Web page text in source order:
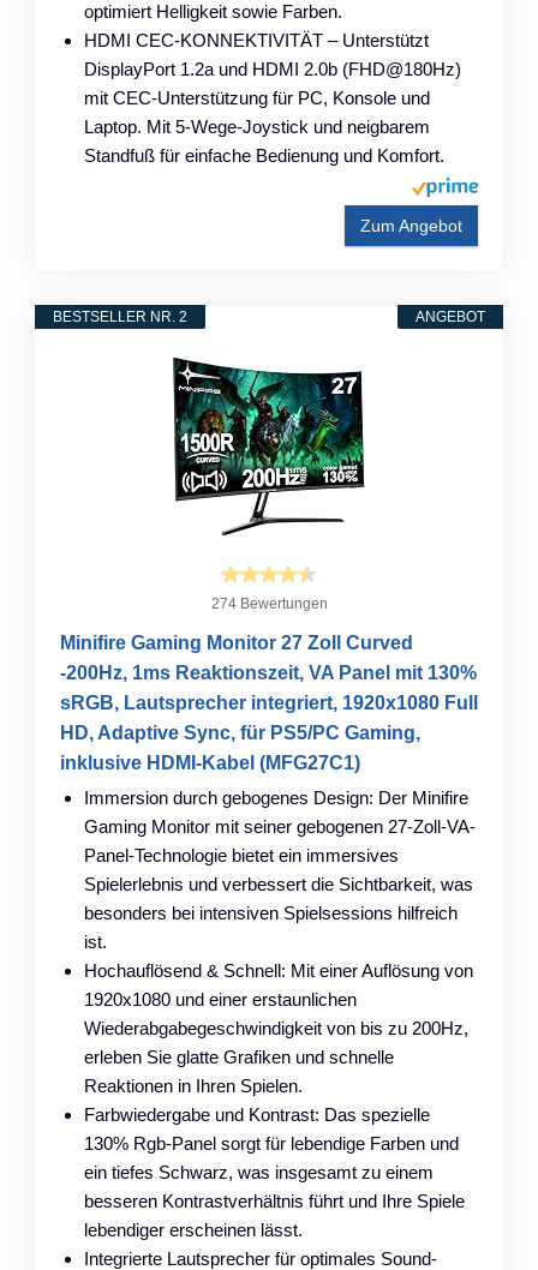
optimiert Helligkeit sowie Farben.
HDMI CEC-KONNEKTIVITÄT – Unterstützt
DisplayPort 1.2a und HDMI 2.0b (FHD@180Hz)
mit CEC-Unterstützung für PC, Konsole und
Laptop. Mit 5-Wege-Joystick und neigbarem
Standfuß für einfache Bedienung und Komfort.
Zum Angebot
ANGEBOT
BESTSELLER NR. 2
274 Bewertungen
Minifire Gaming Monitor 27 Zoll Curved
-200Hz, 1ms Reaktionszeit, VA Panel mit 130%
sRGB, Lautsprecher integriert, 1920x1080 Full
HD, Adaptive Sync, für PS5/PC Gaming,
inklusive HDMI-Kabel (MFG27C1)
Immersion durch gebogenes Design: Der Minifire
Gaming Monitor mit seiner gebogenen 27-Zoll-VA-
Panel-Technologie bietet ein immersives
Spielerlebnis und verbessert die Sichtbarkeit, was
besonders bei intensiven Spielsessions hilfreich
ist.
Hochauflösend & Schnell: Mit einer Auflösung von
1920x1080 und einer erstaunlichen
Wiederabgabegeschwindigkeit von bis zu 200Hz,
erleben Sie glatte Grafiken und schnelle
Reaktionen in Ihren Spielen.
Farbwiedergabe und Kontrast: Das spezielle
130% Rgb-Panel sorgt für lebendige Farben und
ein tiefes Schwarz, was insgesamt zu einem
besseren Kontrastverhältnis führt und Ihre Spiele
lebendiger erscheinen lässt.
Integrierte Lautsprecher für optimales Sound-